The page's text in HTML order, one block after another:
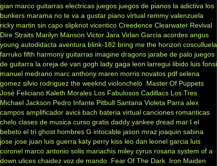
gian marco guitarras electricas juegos juegos de pianos la adictiva los
bunkers marama no te va a gustar piano virtual remmy valenzuela
ricky martin sin capo slipknot vicentico Creedence Clearwater Revival
Dire Straits Marilyn Manson Victor Jara Virlan Garcia acordes angus
young autodidacta aventura blink-182 bring me the horizon cosculluela
farruko fifth harmony guitarras imagine dragons jarabe de palo juegos
de guitarra la oreja de van gogh lady gaga leon larregui libido luis fonsi
manuel medrano marc anthony maren morris novatos pdf selena
gomez silvio rodriguez the weeknd violonchelo .Master Of Puppets
José Feliciano Kaleth Morales Los Fabulosos Cadillacs Los Tres
Michael Jackson Pedro Infante Pitbull Santana Violeta Parra alex
campos amplificador avicii bach bateria virtual canciones romanticas
chelo clases de musica curso gratis daddy yankee dread mar I el
bebeto el tri ghost hombres G intocable jason mraz joaquin sabina
jose jose juan luis guerra katy perry kiss leo dan leonel garcia luis
coronel marco antonio solis mariachis miley cyrus rosana system of a
down ulices chaidez voz de mando .Fear Of The Dark .Iron Maiden